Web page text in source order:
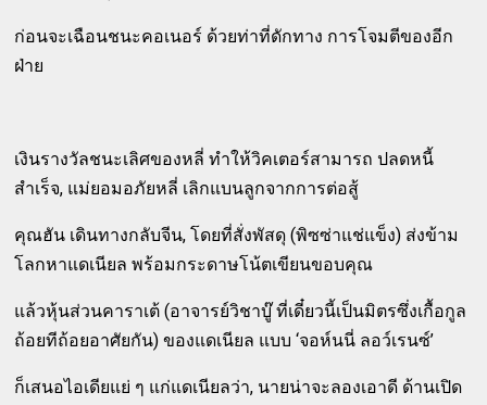
ก่อนจะเฉือนชนะคอเนอร์ ด้วยท่าที่ดักทาง การโจมตีของอีก
ฝ่าย
เงินรางวัลชนะเลิศของหลี่ ทำให้วิคเตอร์สามารถ ปลดหนี้
สำเร็จ, แม่ยอมอภัยหลี่ เลิกแบนลูกจากการต่อสู้
คุณฮัน เดินทางกลับจีน, โดยที่สั่งพัสดุ (พิซซ่าแช่แข็ง) ส่งข้าม
โลกหาแดเนียล พร้อมกระดาษโน้ตเขียนขอบคุณ
แล้วหุ้นส่วนคาราเต้ (อาจารย์วิชาบู๊ ที่เดี๋ยวนี้เป็นมิตรซึ่งเกื้อกูล
ถ้อยทีถ้อยอาศัยกัน) ของแดเนียล แบบ ‘จอห์นนี่ ลอว์เรนซ์’
ก็เสนอไอเดียแย่ ๆ แก่แดเนียลว่า, นายน่าจะลองเอาดี ด้านเปิด